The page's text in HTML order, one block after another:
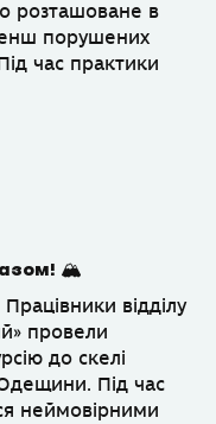
розташоване в
порушених
час практики
🏔
відділу
провели
до скелі
Під час
неймовірними